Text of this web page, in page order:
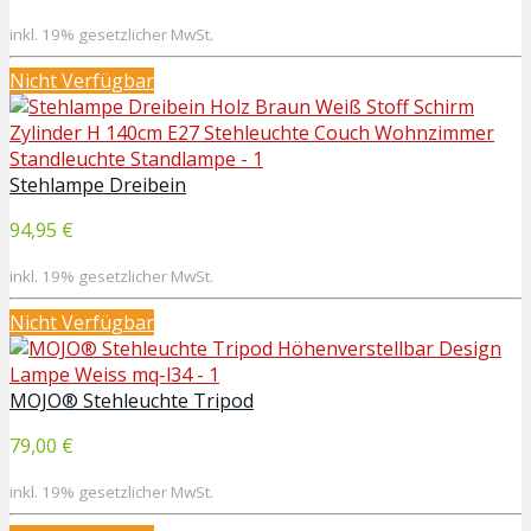
inkl. 19% gesetzlicher MwSt.
Nicht Verfügbar
Stehlampe Dreibein
94,95 €
inkl. 19% gesetzlicher MwSt.
Nicht Verfügbar
MOJO® Stehleuchte Tripod
79,00 €
inkl. 19% gesetzlicher MwSt.